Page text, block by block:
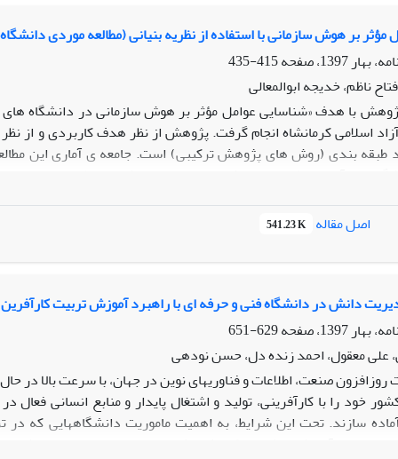
در استقرار مدیریت دانش در دانشگاه‌ها راهگشا باشد. همچنین
این برنامه‌ها استفاده کنند.
بر هوش سازمانی با استفاده از نظریه بنیانی (مطالعه موردی
415-435
ناظم، خدیجه ابوالمعالی
با هدف «شناسایی عوامل مؤثر بر هوش سازمانی در دانشگاه های
اسلامی کرمانشاه انجام گرفت. پژوهش از نظر هدف کاربردی و از
طبقه بندی (روش های پژوهش ترکیبی) است. جامعه ی آماری این
های آزاد اسلامی و در بخش اسنادی، مقالات، کتب و مطالعات
هدفمند صورت گرفت که در این بخش منابع اطلاعاتی محدود به
جمع آوری گردید. در بخش مطالعه ی متون از تحلیل متن
روش تحلیل نظریه زمینه ای استفاده گردید. تحلیل داده های کیفی
کیفی با استفاده از نظریه ی بنیانی، پس از استخراج کدهای اصلی و
های مؤثر تشویق و تنبیه»، «ویژگی های فردی کارکنان و اساتید
کاربرد تکنولوژی های نوین»، و «حمایت سازمانی» می باشد. بر اساس
حمایت و پشتیبانی از به کارگیری نیروهای متخصص و نیز مدیریت
از مدیریت دانش را در راستای تجمیع توان فکری نیروهای سازمانی
اصل مقاله 541.23 K
دانش در دانشگاه فنی و حرفه ای با راهبرد آموزش تربیت کارآفرین
629-651
علی معقول، احمد زنده دل، حسن نودهی
روزافزون صنعت، اطلاعات و فناوری­های نوین در جهان، با سرعت بالا
خود را با کارآفرینی، تولید و اشتغال پایدار و منابع انسانی فعال
سازند. تحت این شرایط، به اهمیت ماموریت دانشگاه­هایی که در
سازمان­های آموزشی، یک راهکار اثربخش برای حل این معضل می­باشد.